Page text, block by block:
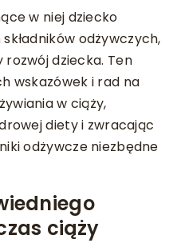
w niej dziecko
odżywczych,
dziecka. Ten
wskazówek i rad na
w ciąży,
diety i zwracając
odżywcze niezbędne
ciąży